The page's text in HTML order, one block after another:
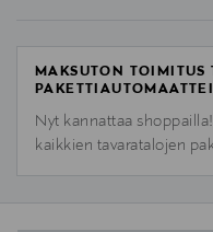
MAKSUTON TOIMITUS
Nyt kannattaa
kaikkien tavaratalojen